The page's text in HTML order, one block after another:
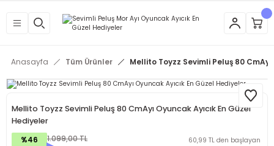
Anasayfa Tüm Ürünler Mellito Toyzz Sevimli Peluş 80
Mellito Toyzz Sevimli Peluş 80 CmAyı Oyuncak Ayıcık En Güzel
Hediyeler
%46
1.099,00 TL
60,99 TL den başlayan